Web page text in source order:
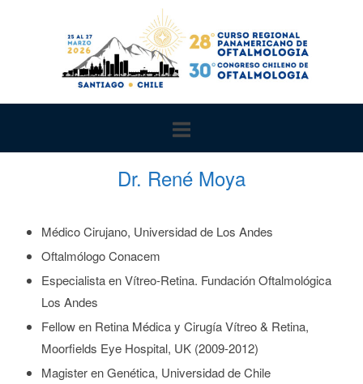
Dr. René Moya
Médico Cirujano, Universidad de Los Andes
Oftalmólogo Conacem
Especialista en Vítreo-Retina. Fundación Oftalmológica
Los Andes
Fellow en Retina Médica y Cirugía Vítreo & Retina,
Moorfields Eye Hospital, UK (2009-2012)
Magister en Genética, Universidad de Chile